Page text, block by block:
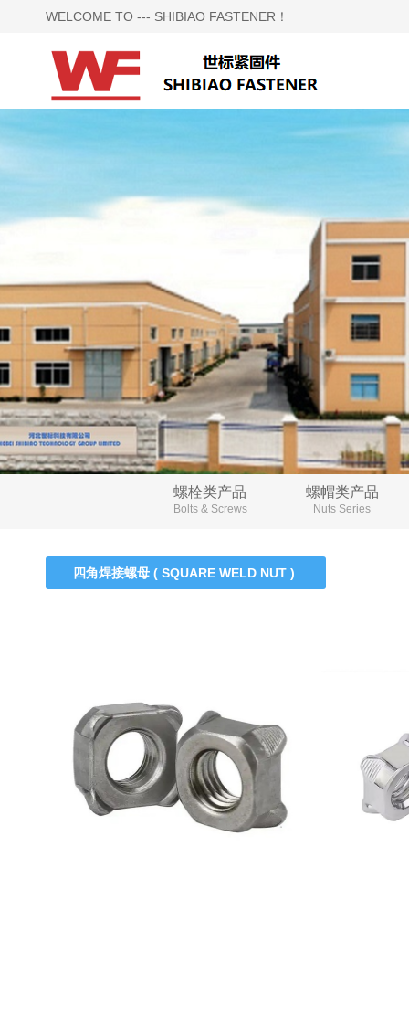
WELCOME TO --- SHIBIAO FASTENER！
螺栓类产品
Bolts & Screws
螺帽类产品
Nuts Series
四角焊接螺母 ( SQUARE WELD NUT )